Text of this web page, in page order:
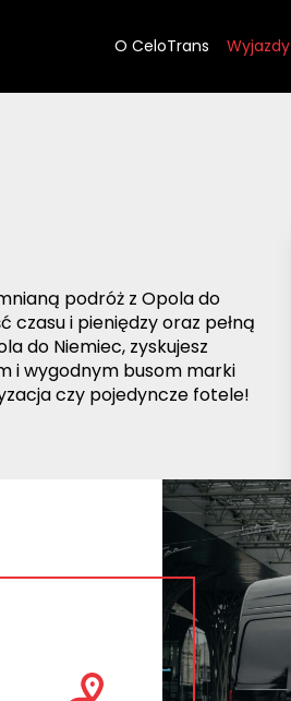
O CeloTrans Wyjazdy
podróż z Opola do
czasu i pieniędzy oraz pełną
do Niemiec, zyskujesz
i wygodnym busom marki
czy pojedyncze fotele!